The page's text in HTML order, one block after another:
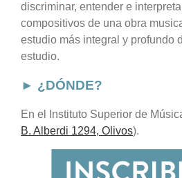
discriminar, entender e
compositivos de una obra
estudio más integral y profundo
estudio.
► ¿DÓNDE?
En el Instituto Superior de
B. Alberdi 1294, Olivos).